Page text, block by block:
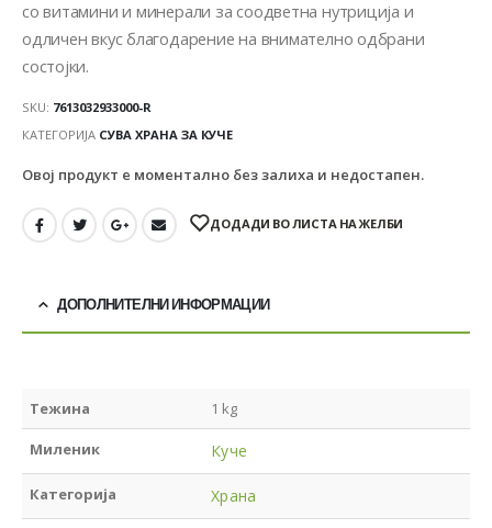
со витамини и минерали за соодветна нутриција и
одличен вкус благодарение на внимателно одбрани
состојки.
SKU: 7613032933000-R
КАТЕГОРИЈА СУВА ХРАНА ЗА КУЧЕ
Овој продукт е моментално без залиха и недостапен.
ДОДАДИ ВО ЛИСТА НА ЖЕЛБИ
ДОПОЛНИТЕЛНИ ИНФОРМАЦИИ
Тежина 1 kg
Миленик Куче
Категорија Храна